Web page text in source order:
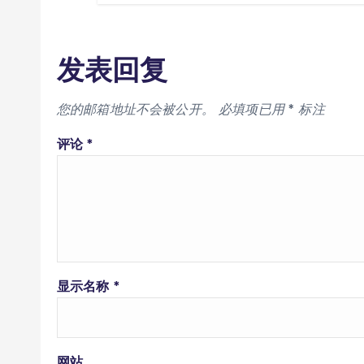
发表回复
您的邮箱地址不会被公开。 必填项已用* 标注
评论*
显示名称 *